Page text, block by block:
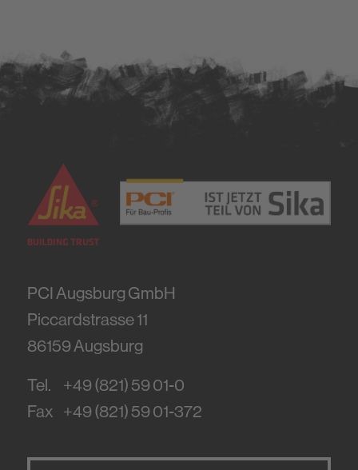
PCI Augsburg GmbH
Piccardstrasse 11
86159Augsburg
Tel.
+49 (821) 59 01-0
Fax +49 (821) 59 01-372